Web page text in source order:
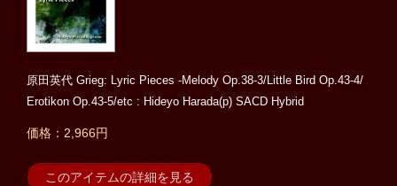
原田英代 Grieg: Lyric Pieces -Melody Op.38-3/Little Bird Op.43-4/
Erotikon Op.43-5/etc : Hideyo Harada(p) SACD Hybrid
価格：2,966円
このアイテムの詳細を見る